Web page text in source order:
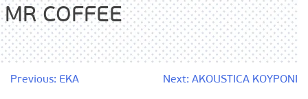
MR COFFEE
Πλοήγηση
Previous: EKA Next: AKOUSTICA KOYPONI